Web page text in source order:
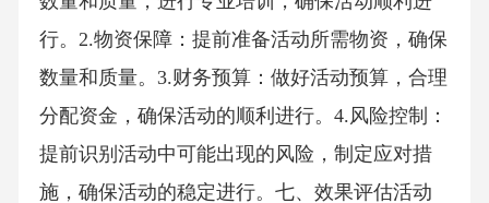
行。2.物资保障：提前准备活动所需物资，确保
数量和质量。3.财务预算：做好活动预算，合理
分配资金，确保活动的顺利进行。4.风险控制：
提前识别活动中可能出现的风险，制定应对措
施，确保活动的稳定进行。七、效果评估活动